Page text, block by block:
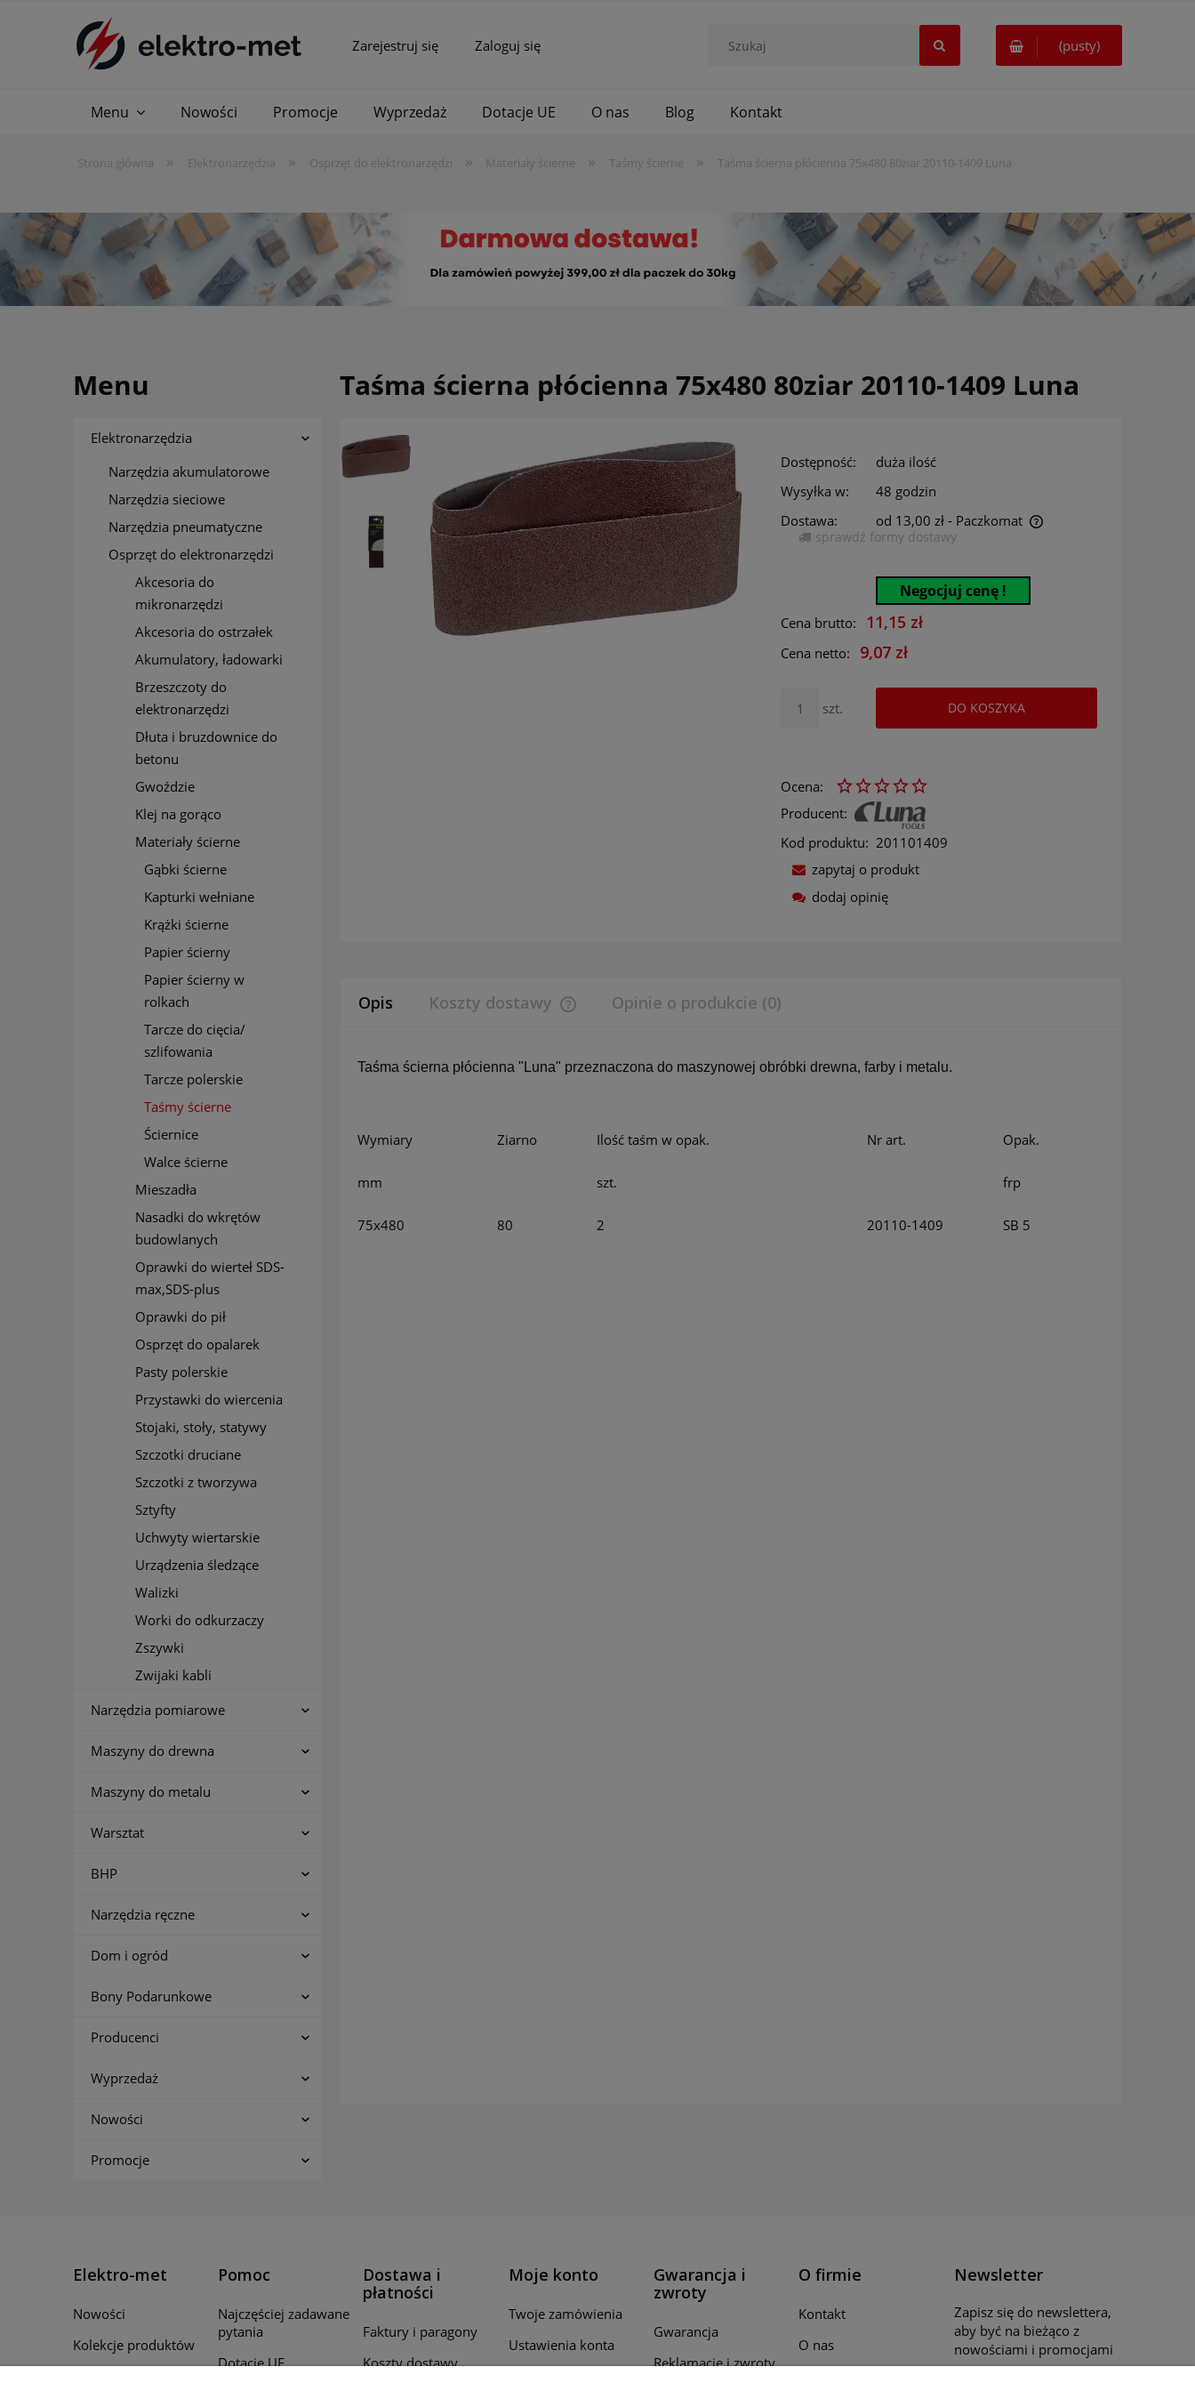
(pusty)
Zarejestruj się Zaloguj się
Menu Nowości Promocje Wyprzedaż Dotacje UE O nas Blog Kontakt
Strona główna » Elektronarzędzia » Osprzęt do elektronarzędzi » Materiały ścierne » Taśmy ścierne » Taśma ścierna płócienna 75x480 80ziar 20110-1409 Luna
Menu
Elektronarzędzia
Narzędzia akumulatorowe
Narzędzia sieciowe
Narzędzia pneumatyczne
Osprzęt do elektronarzędzi
Akcesoria do
mikronarzędzi
Akcesoria do ostrzałek
Akumulatory, ładowarki
Brzeszczoty do
elektronarzędzi
Dłuta i bruzdownice do
betonu
Gwoździe
Klej na gorąco
Materiały ścierne
Gąbki ścierne
Kapturki wełniane
Krążki ścierne
Papier ścierny
Papier ścierny w
rolkach
Tarcze do cięcia/
szlifowania
Tarcze polerskie
Taśmy ścierne
Ściernice
Walce ścierne
Mieszadła
Nasadki do wkrętów
budowlanych
Oprawki do wierteł SDS-
max,SDS-plus
Oprawki do pił
Osprzęt do opalarek
Pasty polerskie
Przystawki do wiercenia
Stojaki, stoły, statywy
Szczotki druciane
Szczotki z tworzywa
Sztyfty
Uchwyty wiertarskie
Urządzenia śledzące
Walizki
Worki do odkurzaczy
Zszywki
Zwijaki kabli
Narzędzia pomiarowe
Maszyny do drewna
Maszyny do metalu
Warsztat
BHP
Narzędzia ręczne
Dom i ogród
Bony Podarunkowe
Producenci
Wyprzedaż
Nowości
Promocje
Taśma ścierna płócienna 75x480 80ziar 20110-1409 Luna
Dostępność:
duża ilość
Wysyłka w:
48 godzin
Dostawa:
od 13,00 zł - Paczkomat
sprawdź formy dostawy
Negocjuj cenę !
Cena brutto: 11,15 zł
Cena netto: 9,07 zł
szt. DO KOSZYKA
Ocena:
Producent:
Kod produktu: 201101409
zapytaj o produkt
dodaj opinię
Opis Koszty dostawy
płatności
Opinie o produkcie (0)
Taśma ścierna płócienna "Luna" przeznaczona do maszynowej obróbki drewna, farby i metalu.
Wymiary Ziarno Ilość taśm w opak. Nr art. Opak.
mm szt. frp
75x480 80 2 20110-1409 SB 5
Elektro-met
Nowości
Kolekcje produktów
Pomoc
Najczęściej zadawane
pytania
Dotacje UE
Dostawa i
płatności
Faktury i paragony
Koszty dostawy
Moje konto
Twoje zamówienia
Ustawienia konta
Gwarancja i
zwroty
Gwarancja
Reklamacje i zwroty
O firmie
Kontakt
O nas
Newsletter
Zapisz się do newslettera,
aby być na bieżąco z
nowościami i promocjami